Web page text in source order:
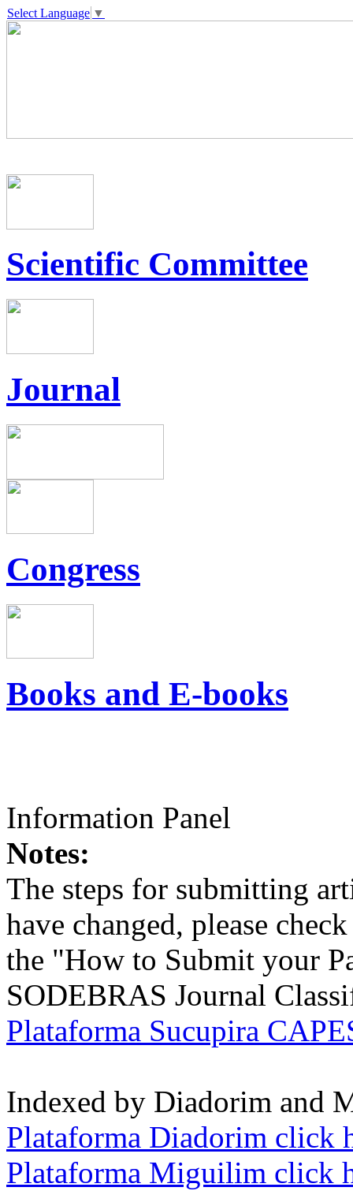
Select Language ▼
Scientific Committee
Journal
Congress
Books and E-books
Information Panel
Notes:
The steps for submitting
have changed, please
the "How to Submit your
SODEBRAS Journal
Plataforma Sucupira
Indexed by Diadorim and
Plataforma Diadorim click
Plataforma Miguilim click